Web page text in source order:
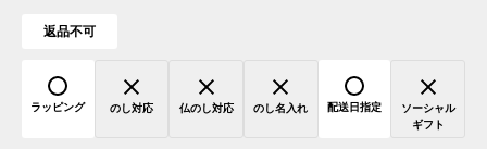
返品不可
ラッピング のし対応 仏のし対応 のし名入れ 配送日指定
ソーシャル
ギフト